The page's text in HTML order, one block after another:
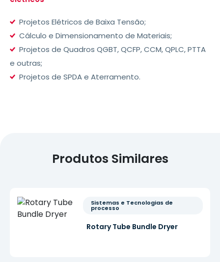
Projetos Elétricos de Baixa Tensão;
Cálculo e Dimensionamento de Materiais;
Projetos de Quadros QGBT, QCFP, CCM, QPLC, PTTA
e outras;
Projetos de SPDA e Aterramento.
Produtos Similares
Sistemas e Tecnologias de
processo
Rotary Tube Bundle Dryer